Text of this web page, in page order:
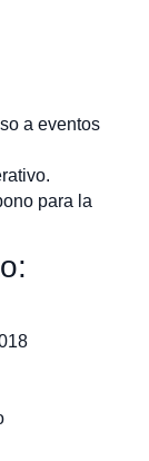
a eventos
para la